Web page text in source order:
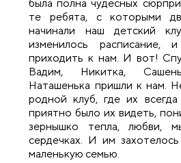
была полна чудесных
те ребята, с которыми
начинали наш детский
изменилось
приходить к нам. И вот!
Вадим, Никитка,
Наташенька пришли к нам.
родной клуб, где их
приятно было их видеть,
зернышко тепла, любви,
сердечках. И им
маленькую семью.